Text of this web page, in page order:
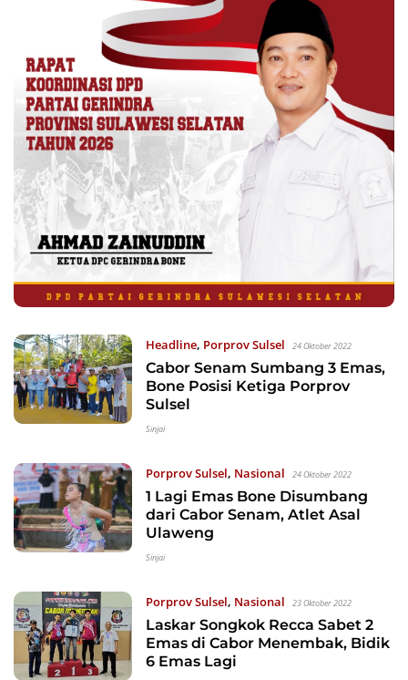
Headline, Porprov Sulsel 24 Oktober 2022
Cabor Senam Sumbang 3 Emas,
Bone Posisi Ketiga Porprov
Sulsel
Sinjai
Porprov Sulsel, Nasional 24 Oktober 2022
1 Lagi Emas Bone Disumbang
dari Cabor Senam, Atlet Asal
Ulaweng
Sinjai
Porprov Sulsel, Nasional 23 Oktober 2022
Laskar Songkok Recca Sabet 2
Emas di Cabor Menembak, Bidik
6 Emas Lagi